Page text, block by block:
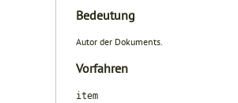
Bedeutung
Autor der Dokuments.
Vorfahren
item